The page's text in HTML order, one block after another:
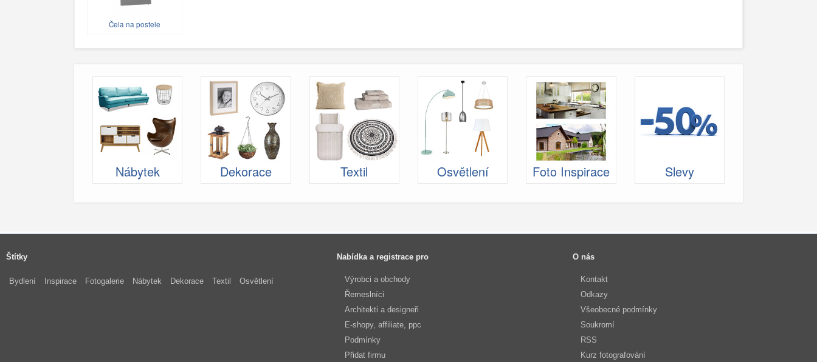
Čela na postele
Nábytek Dekorace Textil Osvětlení Foto Inspirace Slevy
Štítky
Bydlení Inspirace Fotogalerie Nábytek Dekorace Textil Osvětlení
Nabídka a registrace pro
Výrobci a obchody
Řemeslníci
Architekti a designeři
E-shopy, affiliate, ppc
Podmínky
Přidat firmu
O nás
Kontakt
Odkazy
Všeobecné podmínky
Soukromí
RSS
Kurz fotografování